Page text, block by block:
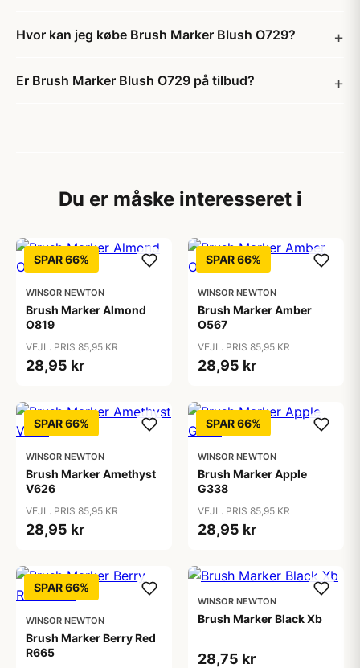
Hvor kan jeg købe Brush Marker Blush O729?
Er Brush Marker Blush O729 på tilbud?
Du er måske interesseret i
SPAR 66%
WINSOR NEWTON
Brush Marker Almond
O819
VEJL. PRIS 85,95 KR
28,95 kr
SPAR 66%
WINSOR NEWTON
Brush Marker Amber
O567
VEJL. PRIS 85,95 KR
28,95 kr
SPAR 66%
WINSOR NEWTON
Brush Marker Amethyst
V626
VEJL. PRIS 85,95 KR
28,95 kr
SPAR 66%
WINSOR NEWTON
Brush Marker Apple
G338
VEJL. PRIS 85,95 KR
28,95 kr
SPAR 66%
WINSOR NEWTON
Brush Marker Berry Red
R665
WINSOR NEWTON
Brush Marker Black Xb
28,75 kr